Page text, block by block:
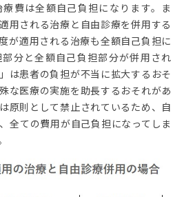
費は全額自己負担になります。ま
用される治療と自由診療を併用する
が適用される治療も全額自己負担に
分と全額自己負担部分が併用され
は患者の負担が不当に拡大するおそ
な医療の実施を助長するおそれがあ
原則として禁止されているため、自
全ての費用が自己負担になってしま